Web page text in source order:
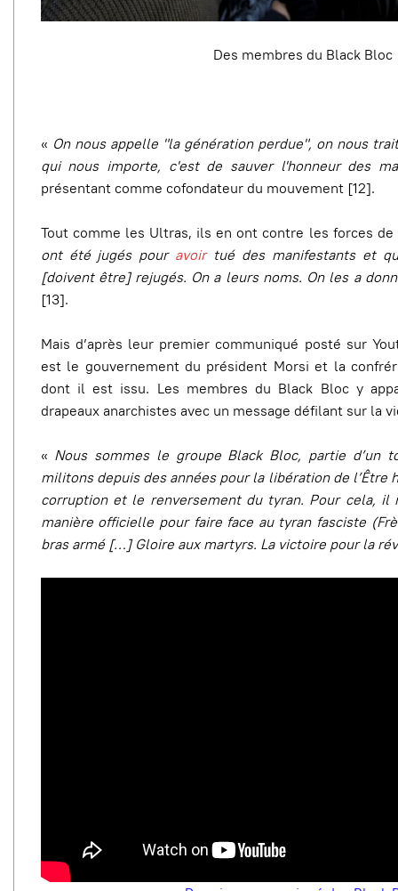
Des membres du Black Bloc
« On nous appelle "la génération perdue", on nous
qui nous importe, c'est de sauver l'honneur des
présentant comme cofondateur du mouvement [12].
Tout comme les Ultras, ils en ont contre les forces
ont été jugés pour avoirtué des manifestants et
[doivent être] rejugés. On a leurs noms. On les a
[13].
Mais d’après leur premier communiqué posté sur
est le gouvernement du président Morsi et la
dont il est issu. Les membres du Black Bloc y
drapeaux anarchistes avec un message défilant sur la
« Nous sommes le groupe Black Bloc, partie d’un
militons depuis des années pour la libération de l’Être
corruption et le renversement du tyran. Pour cela, il
manière officielle pour faire face au tyran fasciste
bras armé […] Gloire aux martyrs. La victoire pour la